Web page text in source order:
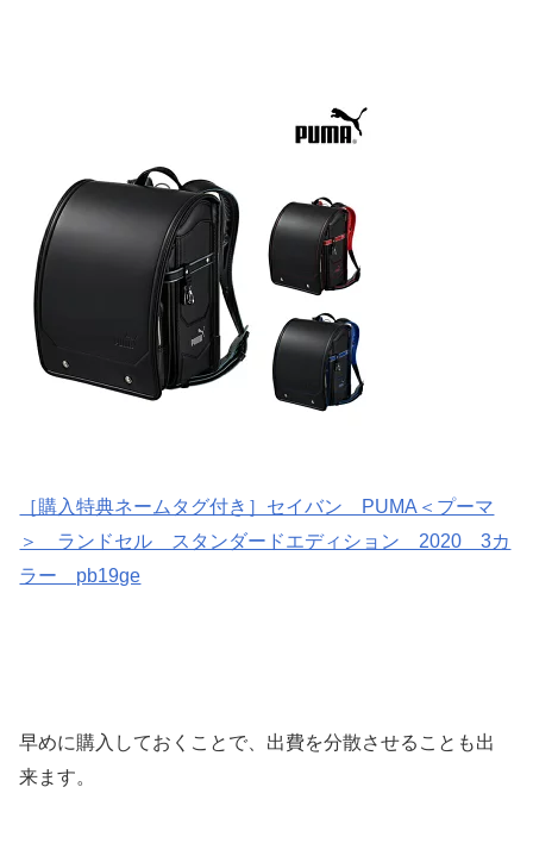
［購入特典ネームタグ付き］セイバン PUMA＜プーマ
＞ ランドセル スタンダードエディション 2020 3カ
ラー pb19ge
早めに購入しておくことで、出費を分散させることも出
来ます。